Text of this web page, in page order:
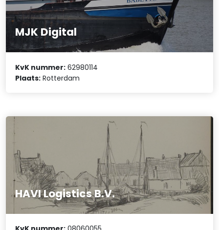
MJK Digital
KvK nummer: 62980114
Plaats: Rotterdam
HAVI Logistics B.V.